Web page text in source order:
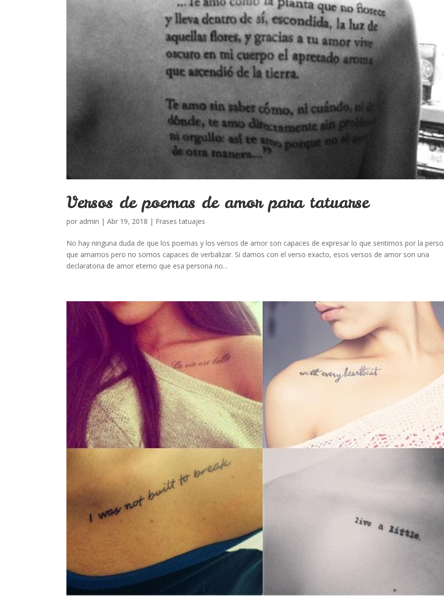
Versos de poemas de amor para tatuarse
por admin |Abr 19, 2018 | Frases tatuajes
No hay ninguna duda de que los poemas y los versos de amor son capaces de expresar lo que sentimos por la
que amamos pero no somos capaces de verbalizar. Si damos con el verso exacto, esos versos de amor son una
declaratoria de amor eterno que esa persona no...